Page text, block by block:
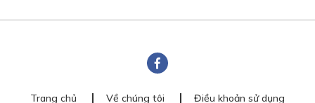
Trang chủ Về chúng tôi Điều khoản sử dụng